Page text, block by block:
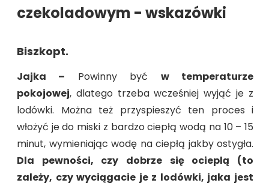
czekoladowym - wskazówki
Biszkopt.
Jajka – Powinny być w temperaturze
pokojowej, dlatego trzeba wcześniej wyjąć je z
lodówki. Można też przyspieszyć ten proces i
włożyć je do miski z bardzo ciepłą wodą na 10 – 15
minut, wymieniając wodę na ciepłą jakby ostygła.
Dla pewności, czy dobrze się ocieplą (to
zależy, czy wyciągacie je z lodówki, jaka jest